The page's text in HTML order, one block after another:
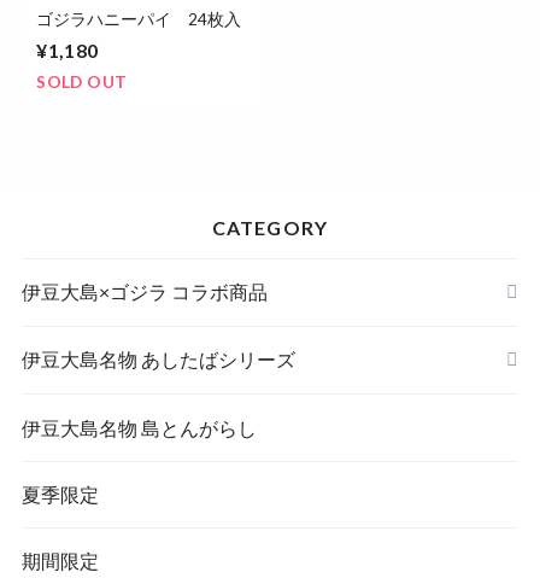
ゴジラハニーパイ 24枚入
¥1,180
SOLD OUT
CATEGORY
伊豆大島×ゴジラ コラボ商品
伊豆大島名物 あしたばシリーズ
伊豆大島名物 島とんがらし
夏季限定
期間限定